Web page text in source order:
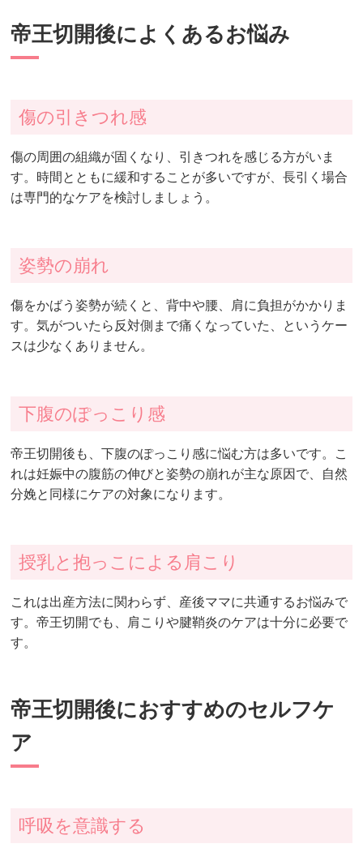
帝王切開後によくあるお悩み
傷の引きつれ感
傷の周囲の組織が固くなり、引きつれを感じる方がいま
す。時間とともに緩和することが多いですが、長引く場合
は専門的なケアを検討しましょう。
姿勢の崩れ
傷をかばう姿勢が続くと、背中や腰、肩に負担がかかりま
す。気がついたら反対側まで痛くなっていた、というケー
スは少なくありません。
下腹のぽっこり感
帝王切開後も、下腹のぽっこり感に悩む方は多いです。こ
れは妊娠中の腹筋の伸びと姿勢の崩れが主な原因で、自然
分娩と同様にケアの対象になります。
授乳と抱っこによる肩こり
これは出産方法に関わらず、産後ママに共通するお悩みで
す。帝王切開でも、肩こりや腱鞘炎のケアは十分に必要で
す。
帝王切開後におすすめのセルフケ
ア
呼吸を意識する